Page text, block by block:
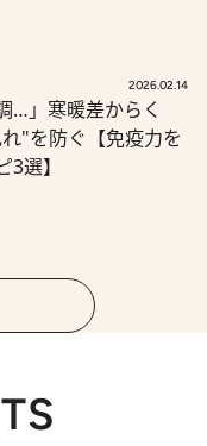
2026.02.14
…」寒暖差からく
"を防ぐ【免疫力を
選】